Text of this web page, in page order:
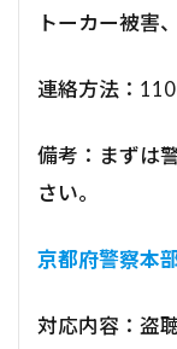
トーカー被害
連絡方法：
備考：まずは
さい。
京都府警察本
対応内容：盗